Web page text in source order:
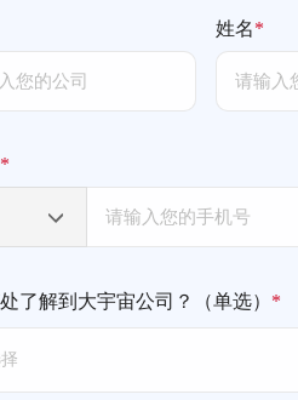
姓名*
*
了解到大宇宙公司？（单选） *